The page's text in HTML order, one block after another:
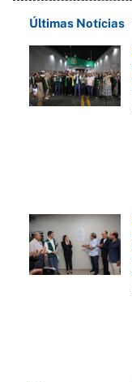
Últimas Notícias